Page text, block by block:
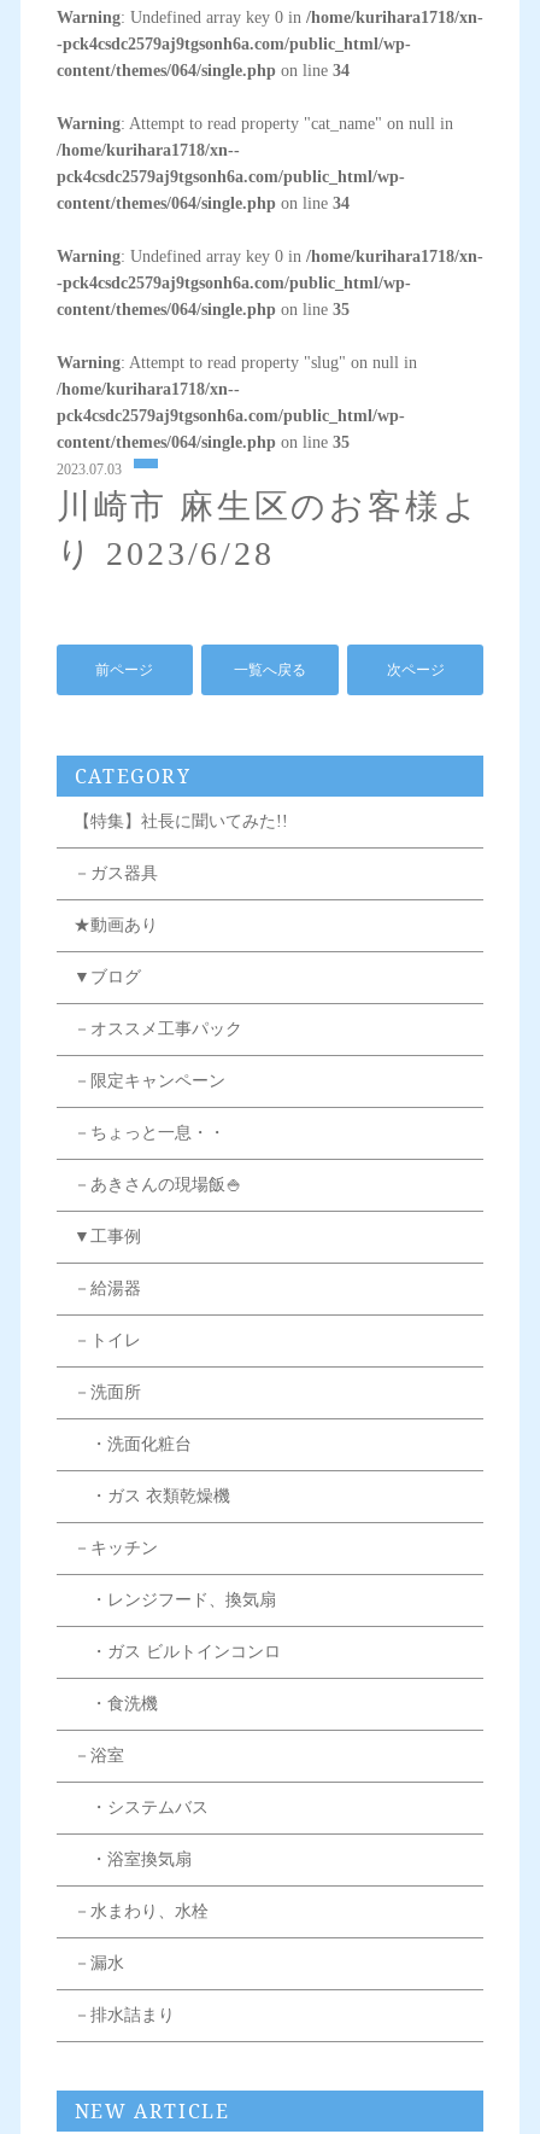
Warning: Undefined array key 0 in /home/kurihara1718/xn-
-pck4csdc2579aj9tgsonh6a.com/public_html/wp-
content/themes/064/single.phpon line 34
Warning: Attempt to read property "cat_name" on null in
/home/kurihara1718/xn--
pck4csdc2579aj9tgsonh6a.com/public_html/wp-
content/themes/064/single.phpon line 34
Warning: Undefined array key 0 in /home/kurihara1718/xn-
-pck4csdc2579aj9tgsonh6a.com/public_html/wp-
content/themes/064/single.phpon line 35
Warning: Attempt to read property "slug" on null in
/home/kurihara1718/xn--
pck4csdc2579aj9tgsonh6a.com/public_html/wp-
content/themes/064/single.phpon line 35
2023.07.03
川崎市 麻生区のお客様よ
り 2023/6/28
前ページ 一覧へ戻る 次ページ
CATEGORY
【特集】社長に聞いてみた!!
－ガス器具
★動画あり
▼ブログ
－オススメ工事パック
－限定キャンペーン
－ちょっと一息・・
－あきさんの現場飯🍚
▼工事例
－給湯器
－トイレ
－洗面所
・洗面化粧台
・ガス 衣類乾燥機
－キッチン
・レンジフード、換気扇
・ガス ビルトインコンロ
・食洗機
－浴室
・システムバス
・浴室換気扇
－水まわり、水栓
－漏水
－排水詰まり
NEW ARTICLE